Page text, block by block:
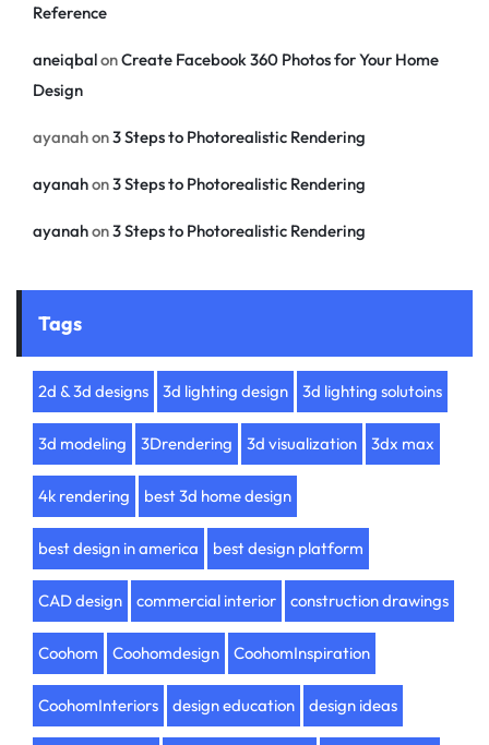
Reference
aneiqbalonCreate Facebook 360 Photos for Your Home
Design
ayanahon3 Steps to Photorealistic Rendering
ayanahon3 Steps to Photorealistic Rendering
ayanahon3 Steps to Photorealistic Rendering
Tags
2d & 3d designs 3d lighting design 3d lighting solutoins
3d modeling 3Drendering 3d visualization 3dx max
4k rendering best 3d home design
best design in america best design platform
CAD design commercial interior construction drawings
Coohom Coohomdesign CoohomInspiration
CoohomInteriors design education design ideas